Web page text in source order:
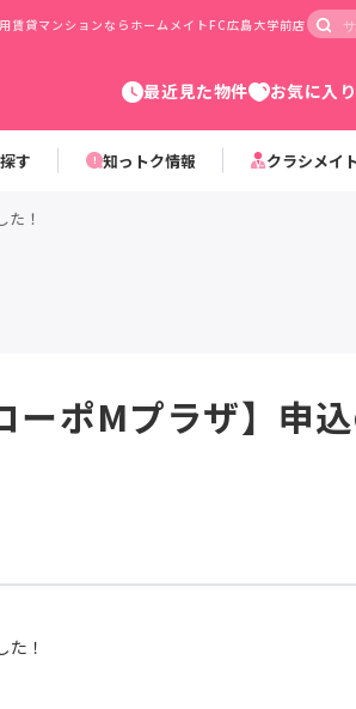
賃貸マンションならホームメイトFC広島大学前店
最近見た物件 お気に入り
す 知っトク情報 クラシメイ
た！
ポMプラザ】申
！